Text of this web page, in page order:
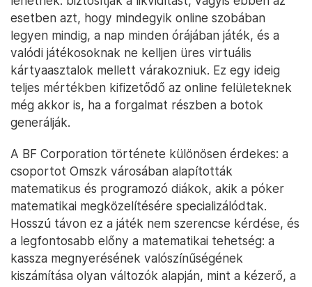
esetben azt, hogy mindegyik online szobában
legyen mindig, a nap minden órájában játék, és a
valódi játékosoknak ne kelljen üres virtuális
kártyaasztalok mellett várakozniuk. Ez egy ideig
teljes mértékben kifizetődő az online felületeknek
még akkor is, ha a forgalmat részben a botok
generálják.
A BF Corporation története különösen érdekes: a
csoportot Omszk városában alapították
matematikus és programozó diákok, akik a póker
matematikai megközelítésére specializálódtak.
Hosszú távon ez a játék nem szerencse kérdése, és
a legfontosabb előny a matematikai tehetség: a
kassza megnyerésének valószínűségének
kiszámítása olyan változók alapján, mint a kézerő, a